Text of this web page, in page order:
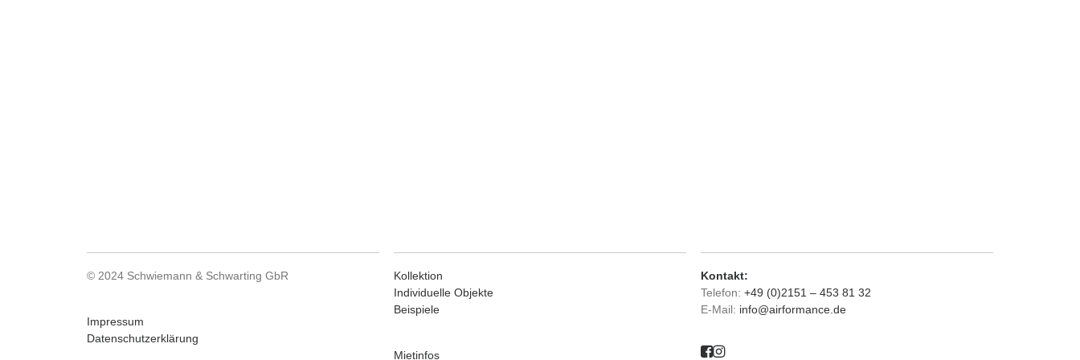
© 2024 Schwiemann & Schwarting GbR
Impressum
Datenschutzerklärung
Kollektion
Individuelle Objekte
Beispiele
Mietinfos
Kontakt:
Telefon: +49 (0)2151 – 453 81 32
E-Mail: info@airformance.de